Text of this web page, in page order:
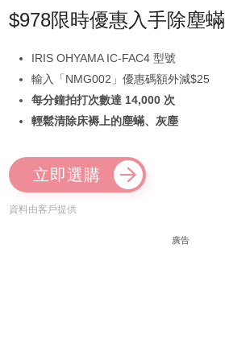
$978限時優惠入手除塵
IRIS OHYAMA IC-FAC4 型號
輸入「NMG002」優惠碼額外減$25
每分鐘拍打次數達 14,000 次
輕鬆清除床褥上的塵蟎、灰塵
立即選購
資料由客戶提供
廣告